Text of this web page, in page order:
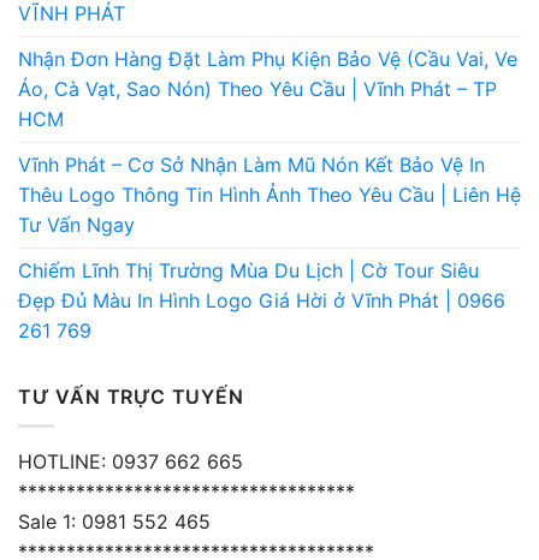
VĨNH PHÁT
Nhận Đơn Hàng Đặt Làm Phụ Kiện Bảo Vệ (Cầu Vai, Ve
Áo, Cà Vạt, Sao Nón) Theo Yêu Cầu | Vĩnh Phát – TP
HCM
Vĩnh Phát – Cơ Sở Nhận Làm Mũ Nón Kết Bảo Vệ In
Thêu Logo Thông Tin Hình Ảnh Theo Yêu Cầu | Liên Hệ
Tư Vấn Ngay
Chiếm Lĩnh Thị Trường Mùa Du Lịch | Cờ Tour Siêu
Đẹp Đủ Màu In Hình Logo Giá Hời ở Vĩnh Phát | 0966
261 769
TƯ VẤN TRỰC TUYẾN
HOTLINE: 0937 662 665
***********************************
Sale 1: 0981 552 465
*************************************